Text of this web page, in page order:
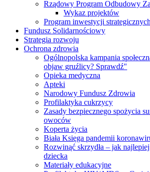
Rządowy Program Odbudowy
Wykaz projektów
Program inwestycji strategicznych
Fundusz Solidarnościowy
Strategia rozwoju
Ochrona zdrowia
Ogólnopolska kampania
objaw gruźlicy? Sprawdź"
Opieka medyczna
Apteki
Narodowy Fundusz Zdrowia
Profilaktyka cukrzycy
Zasady bezpiecznego spożycia
owoców
Koperta życia
Biała Księga pandemii
Rozwinąć skrzydła – jak
dziecka
Materiały edukacyjne